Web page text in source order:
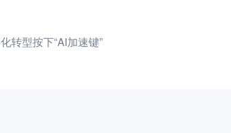
转型按下“AI加速键”